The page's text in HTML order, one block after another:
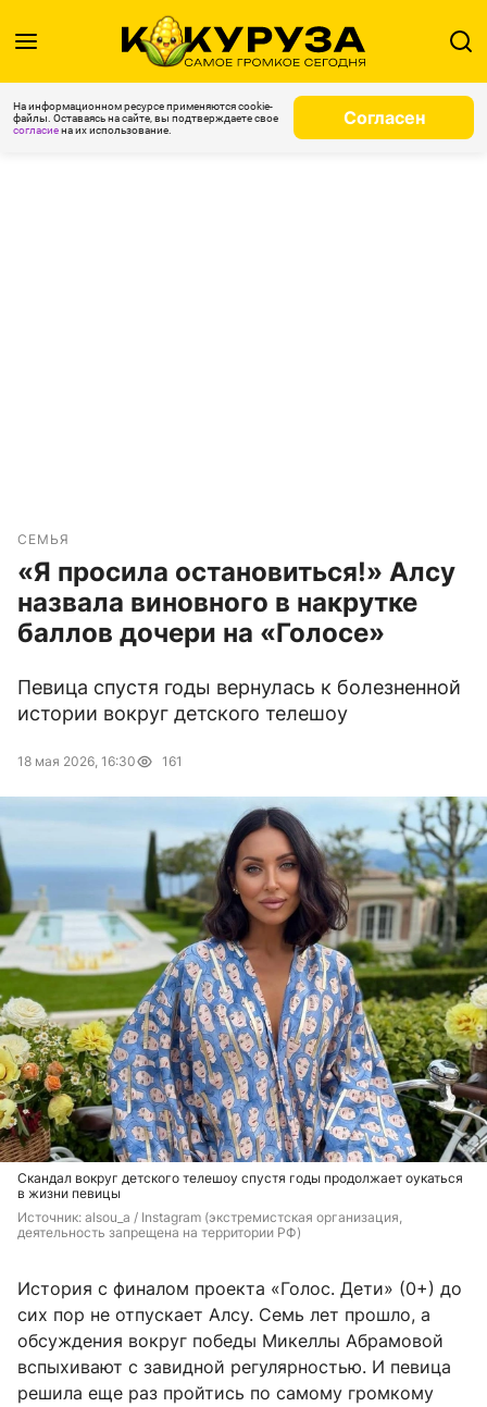
На информационном ресурсе применяются cookie-
файлы. Оставаясь на сайте, вы подтверждаете свое
согласиена их использование.
Согласен
СЕМЬЯ
«Я просила остановиться!» Алсу
назвала виновного в накрутке
баллов дочери на «Голосе»
Певица спустя годы вернулась к болезненной
истории вокруг детского телешоу
18 мая 2026, 16:30 161
Скандал вокруг детского телешоу спустя годы продолжает оукаться
в жизни певицы
Источник: alsou_a / Instagram (экстремистская организация,
деятельность запрещена на территории РФ)
История с финалом проекта «Голос. Дети» (0+) до
сих пор не отпускает Алсу. Семь лет прошло, а
обсуждения вокруг победы Микеллы Абрамовой
вспыхивают с завидной регулярностью. И певица
решила еще раз пройтись по самому громкому